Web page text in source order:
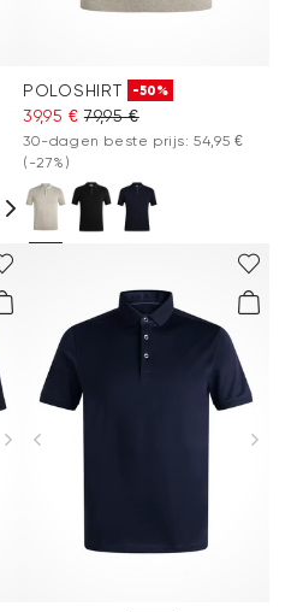
POLOSHIRT -50%
39,95 € 79,95 €
30-dagen beste prijs: 54,95 €
(-27%)